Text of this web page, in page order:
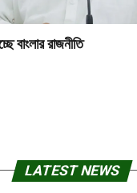
বাংলার রাজনীতি
LATEST NEWS